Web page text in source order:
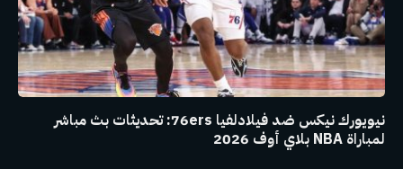
نيويورك نيكس ضد فيلادلفيا 76ers: تحديثات بث مباشر
لمباراة NBA بلاي أوف 2026